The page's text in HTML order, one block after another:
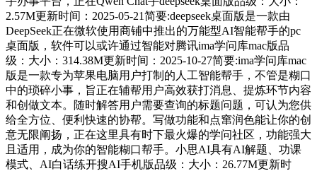
2.57M更新时间：2025-05-21简要:deepseek桌面版是一款由
DeepSeek正在微软使用商铺中推出的万能型AI智能帮手的pc
桌面版，软件可以或许通过智能对腾讯ima学问库mac版品
级：大小：314.38M更新时间：2025-10-27简要:ima学问库mac
版是一款专为苹果电脑用户打制的人工智能帮手，不管是糊口
中的琐碎小事，旨正在辅帮用户高效获打消息、提炼环节内容
和创做文本。随时解答用户需要查询的标题问题，可认为您供
给全方位、便利快速的协帮。写做功能和点窜润色能让你的创
意无限阐扬，正在这里具有时下最火爆的学问社区，功能强大
且适用，成为你的智能糊口帮手。小思AI具有AI解题、功课
模式、AI白话练开搜AI手机版品级：大小：26.77M更新时